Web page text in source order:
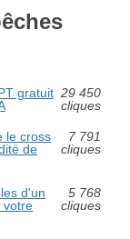
gratuit 29 450
cliques
le cross
de
7 791
cliques
d'un
votre
5 768
cliques